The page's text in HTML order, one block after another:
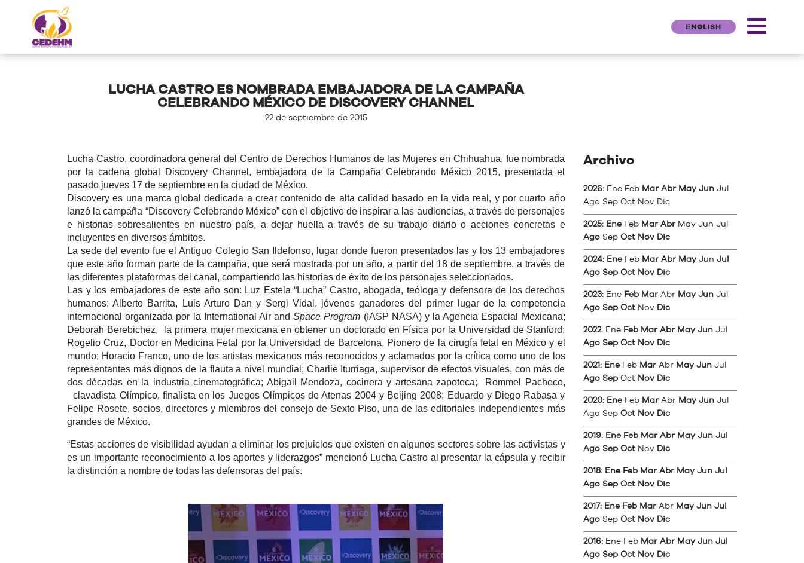
ENGLISH
LUCHA CASTRO ES NOMBRADA EMBAJADORA DE LA CAMPAÑA
CELEBRANDO MÉXICO DE DISCOVERY CHANNEL
22 de septiembre de 2015
Lucha Castro, coordinadora general del Centro de Derechos Humanos de las Mujeres en Chihuahua, fue nombrada
por la cadena global Discovery Channel, embajadora de la Campaña Celebrando México 2015, presentada el
pasado jueves 17 de septiembre en la ciudad de México.
Discovery es una marca global dedicada a crear contenido de alta calidad basado en la vida real, y por cuarto año
lanzó la campaña “Discovery Celebrando México” con el objetivo de inspirar a las audiencias, a través de personajes
e historias sobresalientes en nuestro país, a dejar huella a través de su trabajo diario o acciones concretas e
incluyentes en diversos ámbitos.
La sede del evento fue el Antiguo Colegio San Ildefonso, lugar donde fueron presentados las y los 13 embajadores
que este año forman parte de la campaña, que será mostrada por un año, a partir del 18 de septiembre, a través de
las diferentes plataformas del canal, compartiendo las historias de éxito de los personajes seleccionados.
Las y los embajadores de este año son: Luz Estela “Lucha” Castro, abogada, teóloga y defensora de los derechos
humanos; Alberto Barrita, Luis Arturo Dan y Sergi Vidal, jóvenes ganadores del primer lugar de la competencia
internacional organizada por la International Air andSpace Program (IASP NASA) y la Agencia Espacial Mexicana;
Deborah Berebichez, la primera mujer mexicana en obtener un doctorado en Física por la Universidad de Stanford;
Rogelio Cruz, Doctor en Medicina Fetal por la Universidad de Barcelona, Pionero de la cirugía fetal en México y el
mundo; Horacio Franco, uno de los artistas mexicanos más reconocidos y aclamados por la crítica como uno de los
representantes más dignos de la flauta a nivel mundial; Charlie Iturriaga, supervisor de efectos visuales, con más de
dos décadas en la industria cinematográfica; Abigail Mendoza, cocinera y artesana zapoteca; Rommel Pacheco,
clavadista Olímpico, finalista en los Juegos Olímpicos de Atenas 2004 y Beijing 2008; Eduardo y Diego Rabasa y
Felipe Rosete, socios, directores y miembros del consejo de Sexto Piso, una de las editoriales independientes más
grandes de México.
“Estas acciones de visibilidad ayudan a eliminar los prejuicios que existen en algunos sectores sobre las activistas y
es un importante reconocimiento a los aportes y liderazgos” mencionó Lucha Castro al presentar la cápsula y recibir
la distinción a nombre de todas las defensoras del país.
Archivo
2026: Ene Feb Mar Abr May Jun Jul
Ago Sep Oct Nov Dic
2025: Ene Feb Mar Abr May Jun Jul
Ago Sep Oct Nov Dic
2024: Ene Feb Mar Abr May Jun Jul
Ago Sep Oct Nov Dic
2023: Ene Feb Mar Abr May Jun Jul
Ago Sep Oct Nov Dic
2022: Ene Feb Mar Abr May Jun Jul
Ago Sep Oct Nov Dic
2021: Ene Feb Mar Abr May Jun Jul
Ago Sep Oct Nov Dic
2020: Ene Feb Mar Abr May Jun Jul
Ago Sep Oct Nov Dic
2019: Ene Feb Mar Abr May Jun Jul
Ago Sep Oct Nov Dic
2018: Ene Feb Mar Abr May Jun Jul
Ago Sep Oct Nov Dic
2017: Ene Feb Mar Abr May Jun Jul
Ago Sep Oct Nov Dic
2016: Ene Feb Mar Abr May Jun Jul
Ago Sep Oct Nov Dic